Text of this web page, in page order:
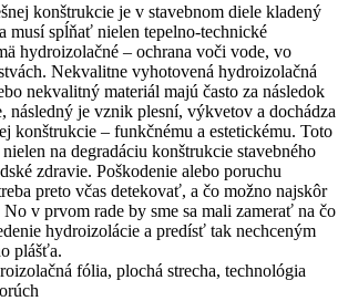
konštrukcie je v stavebnom diele kladený
musí spĺňať nielen tepelno-technické
hydroizolačné – ochrana voči vode, vo
Nekvalitne vyhotovená hydroizolačná
nekvalitný materiál majú často za následok
následný je vznik plesní, výkvetov a dochádza
konštrukcie – funkčnému a estetickému. Toto
na degradáciu konštrukcie stavebného
zdravie. Poškodenie alebo poruchu
preto včas detekovať, a čo možno najskôr
v prvom rade by sme sa mali zamerať na čo
hydroizolácie a predísť tak nechceným
plášťa.
fólia, plochá strecha, technológia